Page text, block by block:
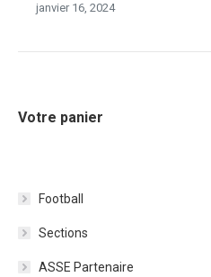
janvier 16, 2024
Votre panier
Football
Sections
ASSE Partenaire